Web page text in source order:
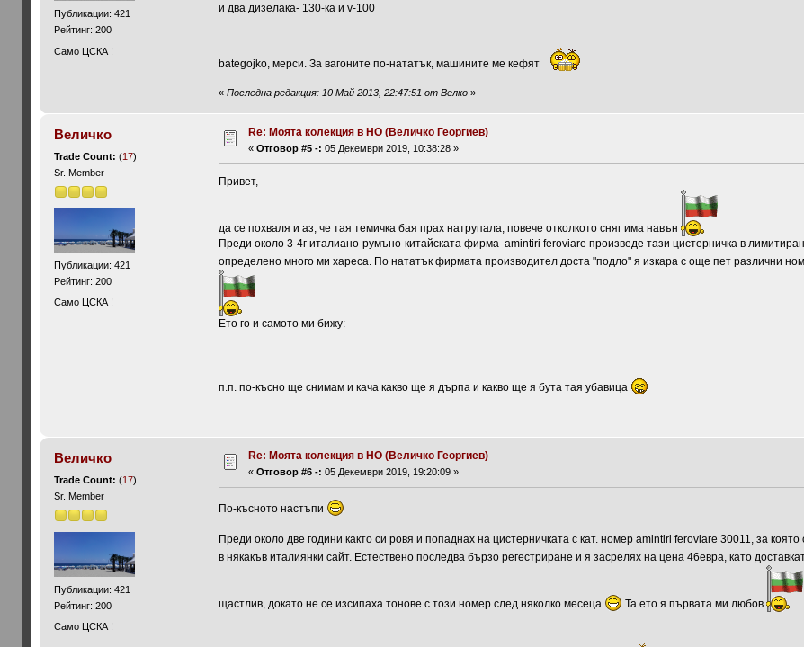
Публикации: 421
Рейтинг: 200
Само ЦСКА !
и два дизелака- 130-ка и v-100
bategojko, мерси. За вагоните по-нататък, машините ме кефят
«Последна редакция: 10 Май 2013, 22:47:51 от Велко »
Величко
Trade Count: (17)
Sr. Member
Публикации: 421
Рейтинг: 200
Само ЦСКА !
Re: Моята колекция в НО (Величко Георгиев)
« Отговор #5 -: 05 Декември 2019, 10:38:28 »
Привет,
да се похваля и аз, че тая темичка бая прах натрупала, повече отколкото сняг има навън
Преди около 3-4г италиано-румъно-китайската фирма amintiri feroviare произведе тази цистерничка в
определено много ми хареса. По нататък фирмата производител доста "подло" я изкара с още пет различни
Ето го и самото ми бижу:
п.п. по-късно ще снимам и кача какво ще я дърпа и какво ще я бута тая убавица
Величко
Trade Count: (17)
Sr. Member
Публикации: 421
Рейтинг: 200
Само ЦСКА !
Re: Моята колекция в НО (Величко Георгиев)
« Отговор #6 -: 05 Декември 2019, 19:20:09 »
По-късното настъпи
Преди около две години както си ровя и попаднах на цистерничката с кат. номер amintiri feroviare 30011, за
в някакъв италиянки сайт. Естествено последва бързо регестриране и я засрелях на цена 46евра, като
щастлив, докато не се изсипаха тонове с този номер след няколко месеца Та ето я първата ми любов